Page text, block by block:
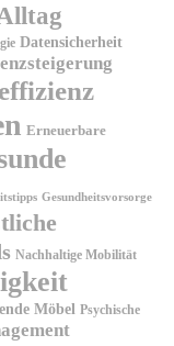
Datensicherheit
Erneuerbare
Gesundheitsvorsorge
Nachhaltige Mobilität
Möbel Psychische